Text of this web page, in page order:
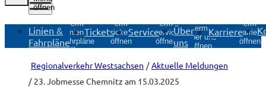
öffnen
Linien &
Fahrpläne
Untermenü
Linien &
Fahrpläne
öffnen
Tickets
Untermenü
Tickets
öffnen
Service
Untermenü
Service
öffnen
Über
uns
Untermenü
Über uns
öffnen
KarriereKarriere
öffnen
Regionalverkehr Westsachsen
Aktuelle Meldungen
23. Jobmesse Chemnitz am 15.03.2025